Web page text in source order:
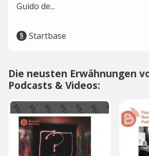
Guido de...
Startbase
Die neusten Erwähnungen
Podcasts & Videos: